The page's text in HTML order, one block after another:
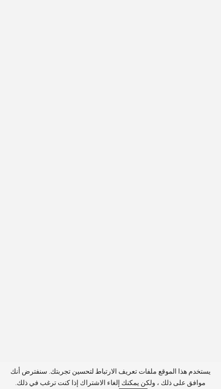
يستخدم هذا الموقع ملفات تعريف الارتباط لتحسين تجربتك. سنفترض أنك
موافق على ذلك ، ولكن يمكنك إلغاء الاشتراك إذا كنت ترغب في ذلك.